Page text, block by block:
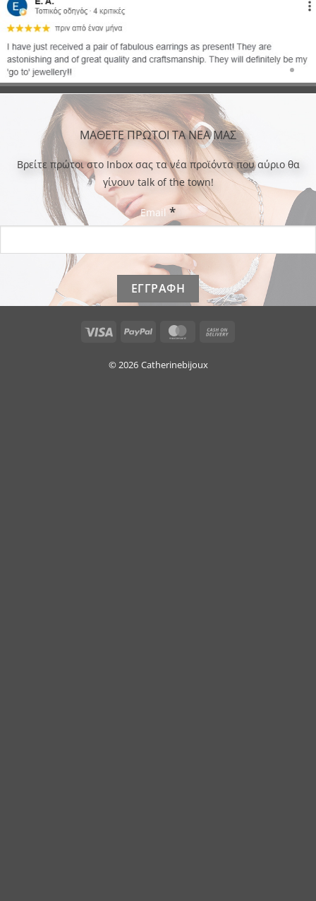
ΜΑΘΕΤΕ ΠΡΩΤΟΙ ΤΑ ΝΕΑ ΜΑΣ
Bρείτε πρώτοι στο Inbox σας τα νέα προϊόντα που αύριο θα
γίνουν talk of the town!
Email *
Visa PayPal MasterCard
© 2026 Catherinebijoux